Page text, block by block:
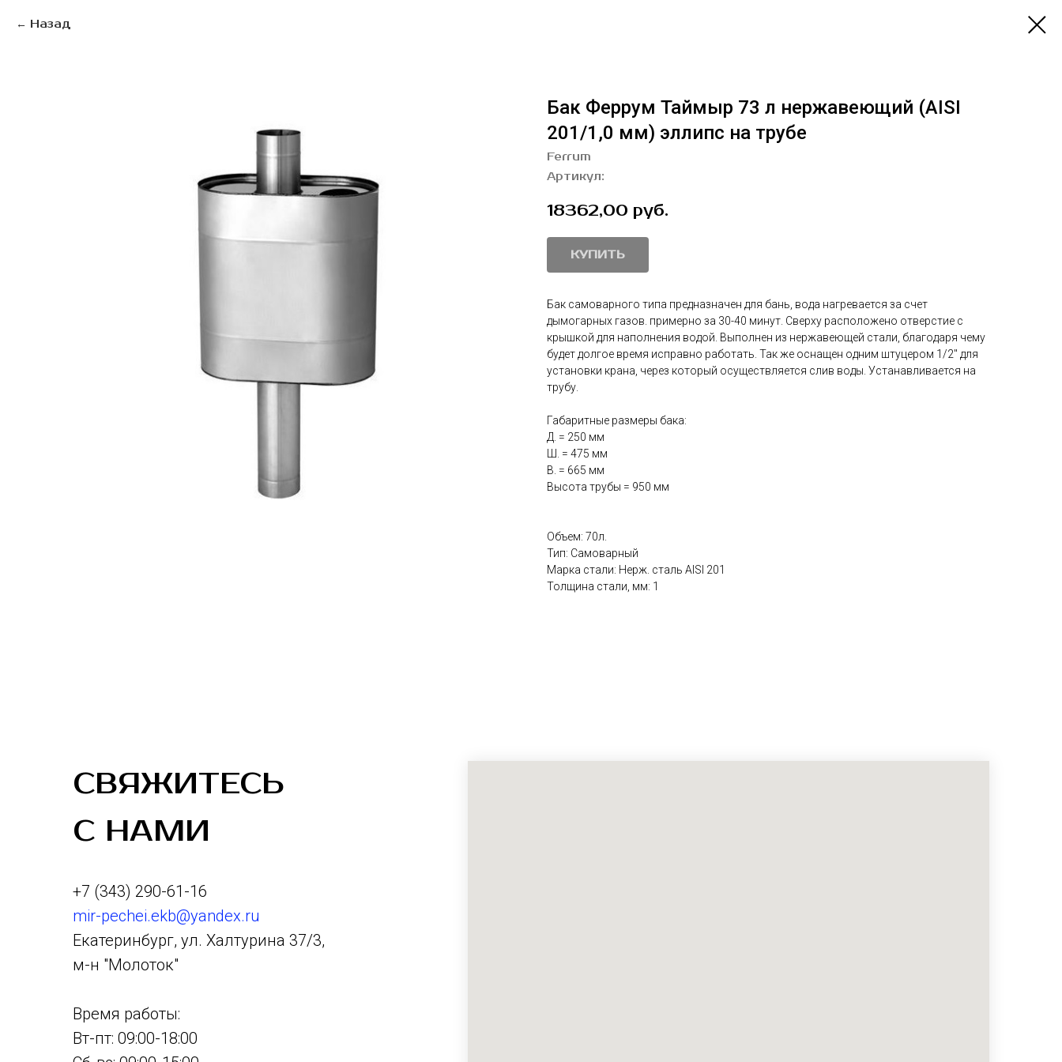
Назад
Бак Феррум Таймыр 73 л нержавеющий (AISI
201/1,0 мм) эллипс на трубе
Ferrum
Артикул:
18362,00 руб.
КУПИТЬ
Бак самоварного типа предназначен для бань, вода нагревается за счет
дымогарных газов. примерно за 30-40 минут. Сверху расположено отверстие с
крышкой для наполнения водой. Выполнен из нержавеющей стали, благодаря чему
будет долгое время исправно работать. Так же оснащен одним штуцером 1/2" для
установки крана, через который осуществляется слив воды. Устанавливается на
трубу.
Габаритные размеры бака:
Д. = 250 мм
Ш. = 475 мм
В. = 665 мм
Высота трубы = 950 мм
Объем: 70л.
Тип: Самоварный
Марка стали: Нерж. сталь AISI 201
Толщина стали, мм: 1
СВЯЖИТЕСЬ
С НАМИ
+7 (343) 290-61-16
mir-pechei.ekb@yandex.ru
Екатеринбург, ул. Халтурина 37/3,
м-н "Молоток"
Время работы:
Вт-пт: 09:00-18:00